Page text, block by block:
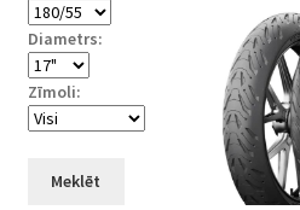
Diametrs:
Zīmoli:
Meklēt